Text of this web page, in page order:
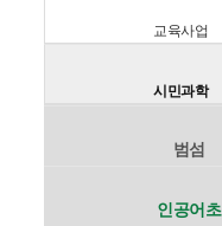
교육사업
시민과학
범섬
인공어초